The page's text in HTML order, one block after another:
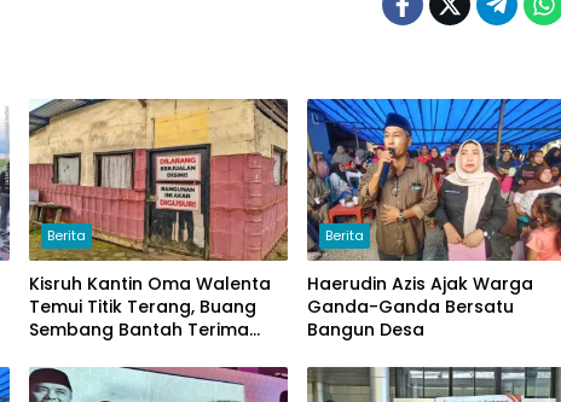
Berita
Kisruh Kantin Oma Walenta
Temui Titik Terang, Buang
Sembang Bantah Terima
Berita
Haerudin Azis Ajak Warga
Ganda-Ganda Bersatu
Bangun Desa